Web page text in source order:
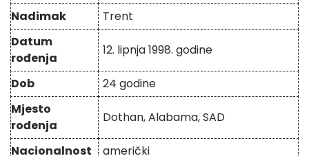
Nadimak
Trent
Datum
rođenja
12. lipnja 1998. godine
Dob
24 godine
Mjesto
rođenja
Dothan, Alabama, SAD
Nacionalnost
američki